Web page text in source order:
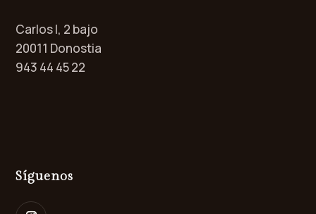
Carlos I, 2 bajo
20011 Donostia
943 44 45 22
Síguenos